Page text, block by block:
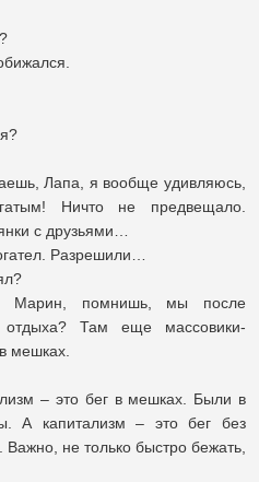
Лапа, я вообще удивляюсь,
Ничто не предвещало.
с друзьями…
Разрешили…
Марин, помнишь, мы после
Там еще массовики-
мешках.
– это бег в мешках. Были в
А капитализм – это бег без
не только быстро бежать,